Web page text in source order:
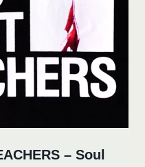
– Soul